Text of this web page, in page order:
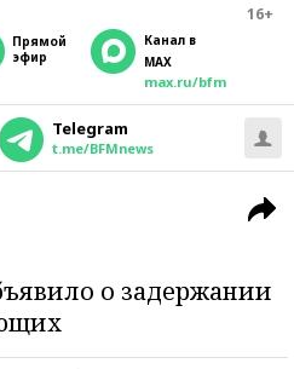
16+
прямой
эфир
Канал в
MAX
max.ru/bfm
Telegram
t.me/BFMnews
о задержании